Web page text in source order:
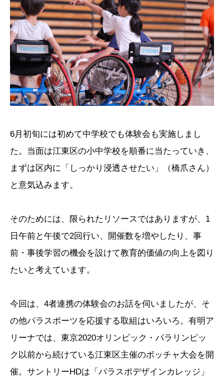
6月初旬には初めて中学校でも体験会も実施しまし
た。当面は江東区の小中学校を順番に当たっていき、
まずは区内に「しっかり浸透させたい」（橋爪さん）
と意気込みます。
そのためには、限られたリソースではありますが、1
日午前と午後で2回行い、開催数を増やしたり、事
前・事後学習の機会を設けて教育的価値の向上を図り
たいと考えています。
今回は、4者連携の体験会のお話を伺いましたが、そ
の他パラスポーツを応援する取組はいろいろ。有明ア
リーナでは、東京2020オリンピック・パラリンピッ
ク以前から続けている江東区主催のボッチャ大会を開
催。サントリーHDは「パラスポデザインカレッジ」